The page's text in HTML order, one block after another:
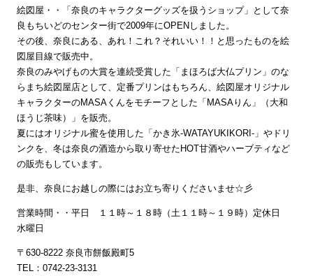
絵図屋・・「奈良のキャラクターグッズを扱うショップ」として奈
良もちいどのセンター街で2009年にOPENしました。
その後、奈良にある、あれ！これ？それいい！！と思ったものを絵
図屋目線で販売中。
奈良のみやげもの大賞を連続受賞した「まほろば大仏プリン」のな
らまち絵図屋店として、定番プリンはもちろん、絵図屋オリジナル
キャラクターのMASAくんをモチーフとした「MASAりん」（大和
ほうじ茶味）」を販売。
夏にはオリジナル蜜を使用した「かき氷‐WATAYUKIKORI‐」やドリ
ンクを、冬は奈良の酒造から取り寄せたHOT甘酒やハーブティなど
の販売もしています。
是非、奈良にお越しの際にはお立ち寄りくださいませ☆彡
営業時間・・平日 １１時～１８時（土１１時～１９時）定休日
水曜日
〒630-8222 奈良市餅飯殿町5
TEL：0742-23-3131